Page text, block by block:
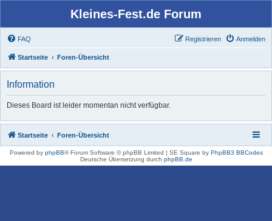
Kleines-Fest.de Forum
FAQ Anmelden
Registrieren
Startseite Foren-Übersicht
Information
Dieses Board ist leider momentan nicht verfügbar.
Startseite Foren-Übersicht
Powered by phpBB® Forum Software © phpBB Limited | SE Square by PhpBB3 BBCodes
Deutsche Übersetzung durch phpBB.de